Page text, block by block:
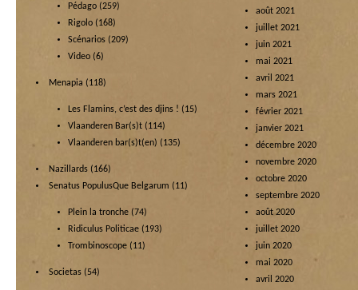
Pédago (259)
Rigolo (168)
Scénarios (209)
Video (6)
Menapia (118)
Les Flamins, c’est des djins ! (15)
Vlaanderen Bar(s)t (114)
Vlaanderen bar(s)t(en) (135)
Nazillards (166)
Senatus PopulusQue Belgarum (11)
Plein la tronche (74)
Ridiculus Politicae (193)
Trombinoscope (11)
Societas (54)
août 2021
juillet 2021
juin 2021
mai 2021
avril 2021
mars 2021
février 2021
janvier 2021
décembre 2020
novembre 2020
octobre 2020
septembre 2020
août 2020
juillet 2020
juin 2020
mai 2020
avril 2020